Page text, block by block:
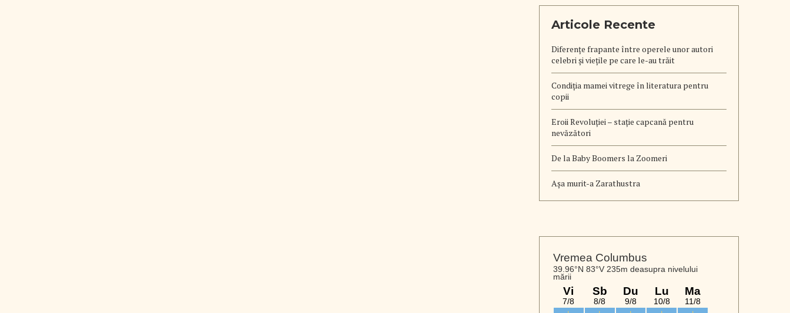
Articole Recente
Diferențe frapante între operele unor autori
celebri și viețile pe care le-au trăit
Condiția mamei vitrege în literatura pentru
copii
Eroii Revoluției – stație capcană pentru
nevăzători
De la Baby Boomers la Zoomeri
Aşa murit-a Zarathustra